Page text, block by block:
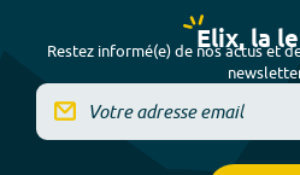
Elix, la
Restez informé(e) de nos actus et